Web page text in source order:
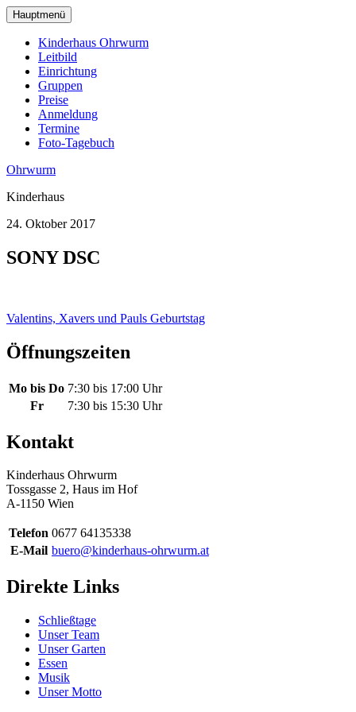
zum
Hauptinhalt
wechseln
Hauptmenü
Kinderhaus Ohrwurm
Leitbild
Einrichtung
Gruppen
Preise
Anmeldung
Termine
Foto-Tagebuch
Ohrwurm
Kinderhaus
24. Oktober 2017
SONY DSC
Beitragsnavigation
Valentins, Xavers und Pauls Geburtstag
Öffnungszeiten
Mo bis Do 7:30 bis 17:00 Uhr
Fr
7:30 bis 15:30 Uhr
Kontakt
Kinderhaus Ohrwurm
Tossgasse 2, Haus im Hof
A-1150 Wien
Telefon 0677 64135338
E-Mail buero@kinderhaus-ohrwurm.at
Direkte Links
Schließtage
Unser Team
Unser Garten
Essen
Musik
Unser Motto